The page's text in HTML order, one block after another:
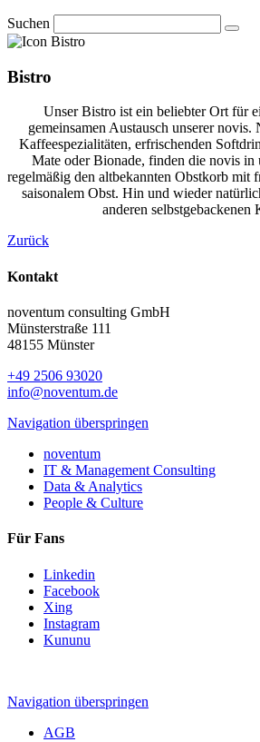
Suchen
Bistro
Unser Bistro ist ein beliebter Ort für
gemeinsamen Austausch unserer novis.
Kaffeespezialitäten, erfrischenden
Mate oder Bionade, finden die novis in
regelmäßig den altbekannten Obstkorb mit
saisonalem Obst. Hin und wieder
anderen selbstgebackenen
Zurück
Kontakt
noventum consulting GmbH
Münsterstraße 111
48155 Münster
+49 2506 93020
info@noventum.de
Navigation überspringen
noventum
IT & Management Consulting
Data & Analytics
People & Culture
Für Fans
Linkedin
Facebook
Xing
Instagram
Kununu
Navigation überspringen
AGB